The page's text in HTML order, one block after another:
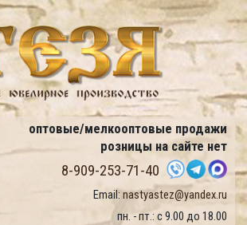
оптовые/мелкооптовые продажи
розницы на сайте нет
8-909-253-71-40
Email: nastyastez@yandex.ru
пн. - пт.: с 9.00 до 18.00
visibility